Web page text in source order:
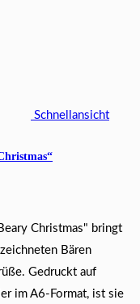
Schnellansicht
Christmas" bringt
Bären
Gedruckt auf
im A6-Format, ist sie